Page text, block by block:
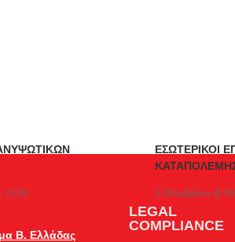
15:00
ΕΣΩΤΕΡΙΚΟΙ
5 Οκτωβρίου @
Β. Ελλάδας
LEGAL
COMPLIANCE